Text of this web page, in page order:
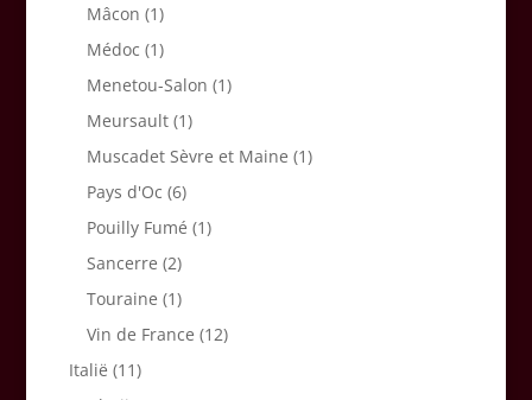
Mâcon (1)
Médoc (1)
Menetou-Salon (1)
Meursault (1)
Muscadet Sèvre et Maine (1)
Pays d'Oc (6)
Pouilly Fumé (1)
Sancerre (2)
Touraine (1)
Vin de France (12)
Italië (11)